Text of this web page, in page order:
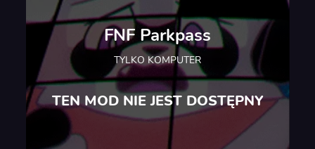
FNF Parkpass
TYLKO KOMPUTER
TEN MOD NIE JEST DOSTĘPNY